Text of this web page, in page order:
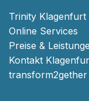
Trinity Klagenfurt
Online Services
Preise &
Kontakt
transform2gether